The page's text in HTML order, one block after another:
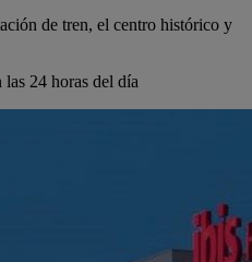
de tren, el centro histórico y
24 horas del día